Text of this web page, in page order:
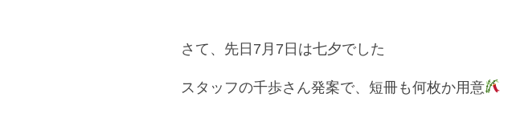
さて、先日7月7日は七夕でした
スタッフの千歩さん発案で、短冊も何枚か用意